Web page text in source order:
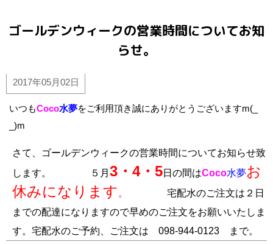
ゴールデンウィークの営業時間についてお知
らせ。
2017年05月02日
いつもCoco水夢をご利用頂き誠にありがとうございますm(_
_)m
さて、ゴールデンウィークの営業時間についてお知らせ致
します。 ５月 3・4・5日の間はCoco水夢お
休みになります 。 宅配水のご注文は ２日
までの配達になりますので早めのご注文をお願いいたしま
す。宅配水のご予約、ご注文は 098-944-0123 まで。